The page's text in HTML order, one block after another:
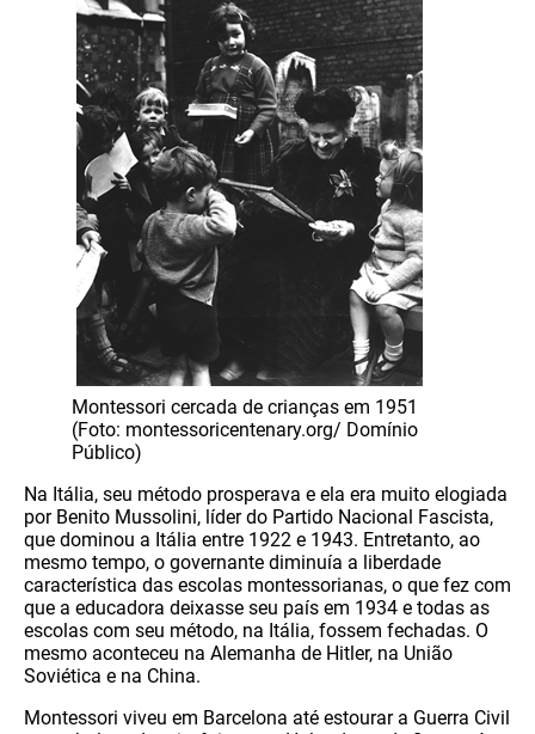
Montessori cercada de crianças em 1951
(Foto: montessoricentenary.org/ Domínio
Público)
Na Itália, seu método prosperava e ela era muito elogiada
por Benito Mussolini, líder do Partido Nacional Fascista,
que dominou a Itália entre 1922 e 1943. Entretanto, ao
mesmo tempo, o governante diminuía a liberdade
característica das escolas montessorianas, o que fez com
que a educadora deixasse seu país em 1934 e todas as
escolas com seu método, na Itália, fossem fechadas. O
mesmo aconteceu na Alemanha de Hitler, na União
Soviética e na China.
Montessori viveu em Barcelona até estourar a Guerra Civil